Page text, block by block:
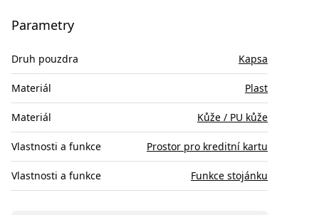
Parametry
Druh pouzdra Kapsa
Materiál Plast
Materiál Kůže / PU kůže
Vlastnosti a funkce Prostor pro kreditní kartu
Vlastnosti a funkce Funkce stojánku